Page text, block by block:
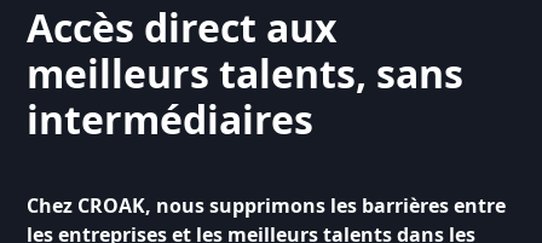
Accès direct aux
meilleurs talents, sans
intermédiaires
Chez CROAK, nous supprimons les barrières entre
les entreprises et les meilleurs talents dans les